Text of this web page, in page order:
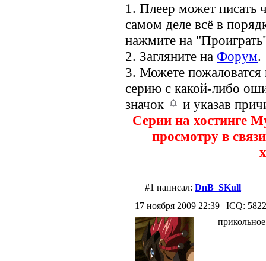
1. Плеер может писать
самом деле всё в
нажмите на
2. Загляните на Форум.
3. Можете
серию с какой-либо
значок
и указав
Серии на хостинге
просмотру в
#1 написал: DnB_SKull
17 ноября 2009 22:39 | ICQ: